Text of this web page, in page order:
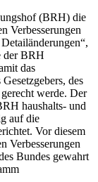
(BRH) die
Verbesserungen
der BRH
das
des
werde. Der
haushalts- und
auf die
Vor diesem
Verbesserungen
Bundes gewahrt